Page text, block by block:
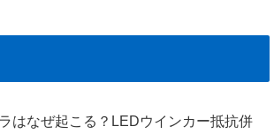
はなぜ起こる？LEDウインカー抵抗併